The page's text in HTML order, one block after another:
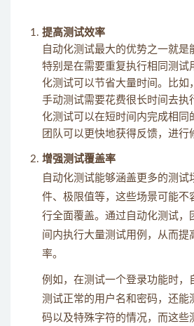
提高测试效率
自动化测试最大的优势之一就是
特别是在需要重复执行相同测试
化测试可以节省大量时间。比如
手动测试需要花费很长时间去执
化测试可以在短时间内完成相同
团队可以更快地获得反馈，进行
增强测试覆盖率
自动化测试能够涵盖更多的测试
件、极限值等，这些场景可能不
行全面覆盖。通过自动化测试，
间内执行大量测试用例，从而提
率。
例如，在测试一个登录功能时，
测试正常的用户名和密码，还能
码以及特殊字符的情况，而这些